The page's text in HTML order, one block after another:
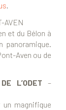
.
AVEN
et du Bélon à
panoramique.
Aven ou de
L’ODET –
un magnifique